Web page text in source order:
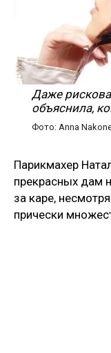
Даже
объяснила,
Фото: Anna
Парикмахер
прекрасных дам
за каре,
прически